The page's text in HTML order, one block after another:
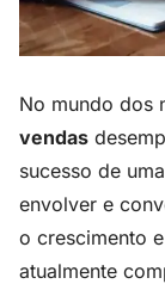
No mundo dos
vendas
sucesso de
envolver e
o crescimento
atualmente